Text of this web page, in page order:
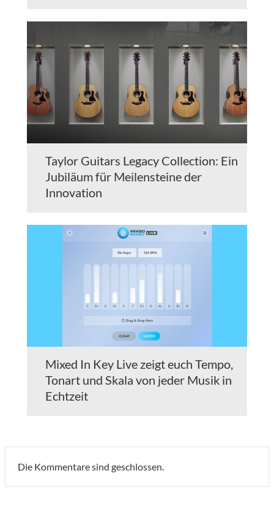
Taylor Guitars Legacy Collection: Ein
Jubiläum für Meilensteine der
Innovation
Mixed In Key Live zeigt euch Tempo,
Tonart und Skala von jeder Musik in
Echtzeit
Die Kommentare sind geschlossen.